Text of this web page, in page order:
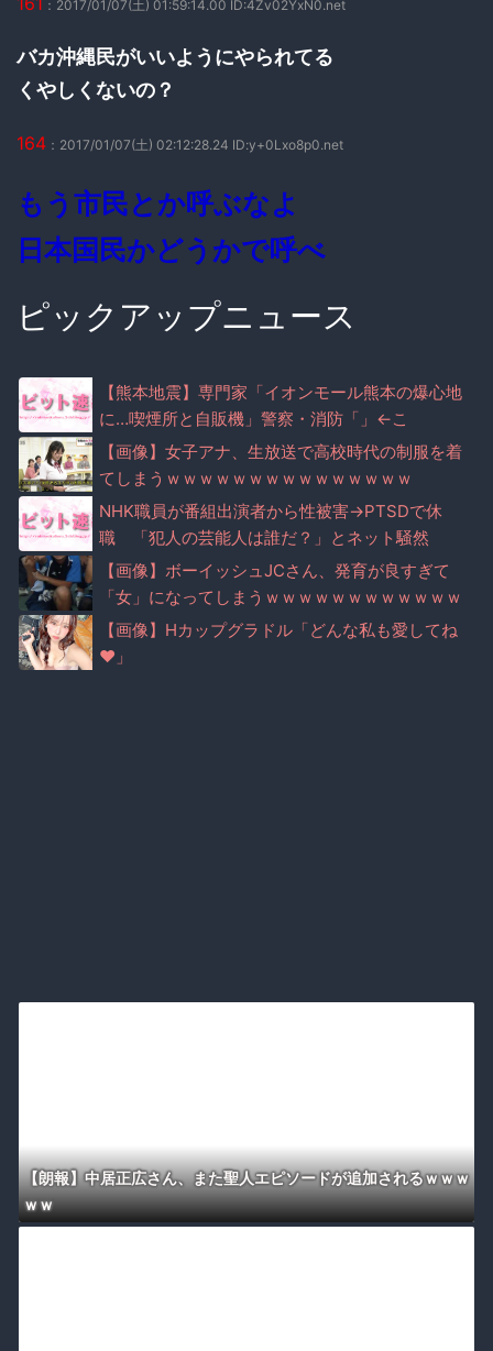
：2017/01/07(土) 01:59:14.00 ID:4Zv02YxN0.net
バカ沖縄民がいいようにやられてる
くやしくないの？
164 ：2017/01/07(土) 02:12:28.24 ID:y+0Lxo8p0.net
もう市民とか呼ぶなよ
日本国民かどうかで呼べ
ピックアップニュース
【熊本地震】専門家「イオンモール熊本の爆心地
に…喫煙所と自販機」警察・消防「」←こ
れ・・・
【画像】女子アナ、生放送で高校時代の制服を着
てしまうｗｗｗｗｗｗｗｗｗｗｗｗｗｗｗ
NHK職員が番組出演者から性被害→PTSDで休
職 「犯人の芸能人は誰だ？」とネット騒然
【画像】ボーイッシュJCさん、発育が良すぎて
「女」になってしまうｗｗｗｗｗｗｗｗｗｗｗｗ
ｗｗｗｗｗ
【画像】Hカップグラドル「どんな私も愛してね
♥」
【朗報】中居正広さん、また聖人エピソードが追加されるｗｗｗ
ｗｗ